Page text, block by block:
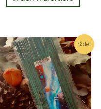
Sale!
Ursprünglicher
Preis
war:
8,00 €
Aktueller
Preis
ist:
5,00 €.